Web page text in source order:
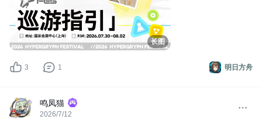
长图
明日方舟
3 1
鸣凤猫
2026/7/12